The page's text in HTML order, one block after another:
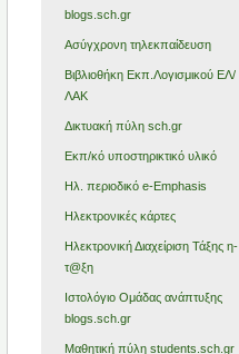
blogs.sch.gr
Ασύγχρονη τηλεκπαίδευση
Βιβλιοθήκη Εκπ.Λογισμικού ΕΛ/
ΛΑΚ
Δικτυακή πύλη sch.gr
Εκπ/κό υποστηρικτικό υλικό
Ηλ. περιοδικό e-Emphasis
Ηλεκτρονικές κάρτες
Ηλεκτρονική Διαχείριση Τάξης η-
τ@ξη
Ιστολόγιο Ομάδας ανάπτυξης
blogs.sch.gr
Μαθητική πύλη students.sch.gr